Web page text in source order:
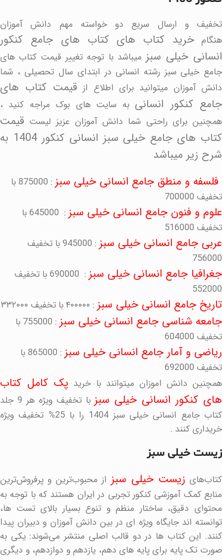
تخفیف و ارسال سریع دو خواسته مهم دانش آموزان
هنگام خرید کتاب های کتاب های جامع کنکور
انسانی خیلی سبز میباشد با توجه تغییر قیمت کتاب های
جامع خیلی سبز رشته انسانی در ابتدای سال تحصیلی ، شما
دانش آموزان میتوانید برای اطلاع از قیمت کتاب های
جامع کنکور انسانی به سایت های بوک مراجه کنید ،
همچنین برای راحتی شما دانش آموزان عزیز لیست قیمت
کتاب های جامع خیلی سبز انسانی کنکور 1404 به
شرح زیر میباشد
فلسفه و منطق جامع انسانی خیلی سبز
: 875000 با
تخفیف 700000
علوم و فنون جامع انسانی خیلی سبز
: 645000 با
تخفیف 516000
عربی جامع انسانی خیلی سبز
: 945000 با تخفیف
756000
جغرافیا جامع انسانی خیلی سبز
: 690000 با تخفیف
552000
تاریخ جامع انسانی خیلی سبز : ۴۰۰۰۰۰ با تخفیف ۳۳۲۰۰۰
جامعه شناسی جامع انسانی خیلی سبز
: 755000 با
تخفیف 604000
ریاضی و آمار جامع انسانی خیلی سبز
: 865000 با
تخفیف 692000
همچنین دانش اموزان میتوانند با خرید پک کامل کتاب
های کنکور انسانی خیلی سبز
با تخفیف ویژه هر 9 جلد
کتاب جامع انسانی خیلی سبز 1404 را با 25% تخفیف ویژه
خریداری کنند .
زیست خیلی سبز
کتاب‌های زیست‌ خیلی سبز از محبوب‌ترین و پرفروش‌ترین
منابع کمک‌ آموزشی کنکور تجربی در ایران هستند که با توجه به
محتوای دقیق، ساختار منظم و تنوع بسیار بالای تست‌ ها،
توانسته‌ اند جایگاه ویژه‌ ای در بین دانش‌ آموزان و دبیران پیدا
کنند. این کتاب‌ ها در دو قالب اصلی منتشر می‌شوند: یکی به
صورت تک‌ پایه برای پایه‌ های دهم، یازدهم و دوازدهم، و دیگری